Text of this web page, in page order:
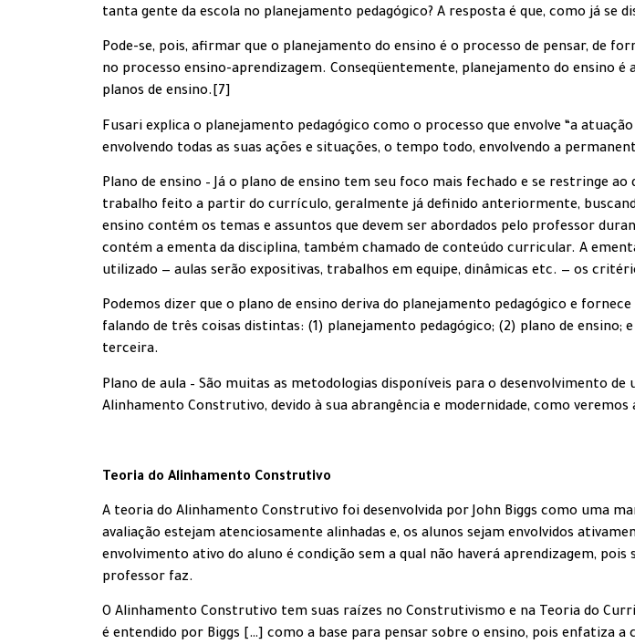
tanta gente da escola no planejamento pedagógico? A resposta é que, como já se
Pode-se, pois, afirmar que o planejamento do ensino é o processo de pensar, de
no processo ensino-aprendizagem. Conseqüentemente, planejamento do ensino
planos de ensino.[7]
Fusari explica o planejamento pedagógico como o processo que envolve “a
envolvendo todas as suas ações e situações, o tempo todo, envolvendo a
Plano de ensino – Já o plano de ensino tem seu foco mais fechado e se restringe
trabalho feito a partir do currículo, geralmente já definido anteriormente,
ensino contém os temas e assuntos que devem ser abordados pelo professor
contém a ementa da disciplina, também chamado de conteúdo curricular. A
utilizado — aulas serão expositivas, trabalhos em equipe, dinâmicas etc. — os
Podemos dizer que o plano de ensino deriva do planejamento pedagógico e
falando de três coisas distintas: (1) planejamento pedagógico; (2) plano de ensino;
terceira.
Plano de aula – São muitas as metodologias disponíveis para o desenvolvimento
Alinhamento Construtivo, devido à sua abrangência e modernidade, como veremos
Teoria do Alinhamento Construtivo
A teoria do Alinhamento Construtivo foi desenvolvida por John Biggs como uma
avaliação estejam atenciosamente alinhadas e, os alunos sejam envolvidos
envolvimento ativo do aluno é condição sem a qual não haverá aprendizagem, pois
professor faz.
O Alinhamento Construtivo tem suas raízes no Construtivismo e na Teoria do
é entendido por Biggs […] como a base para pensar sobre o ensino, pois enfatiza